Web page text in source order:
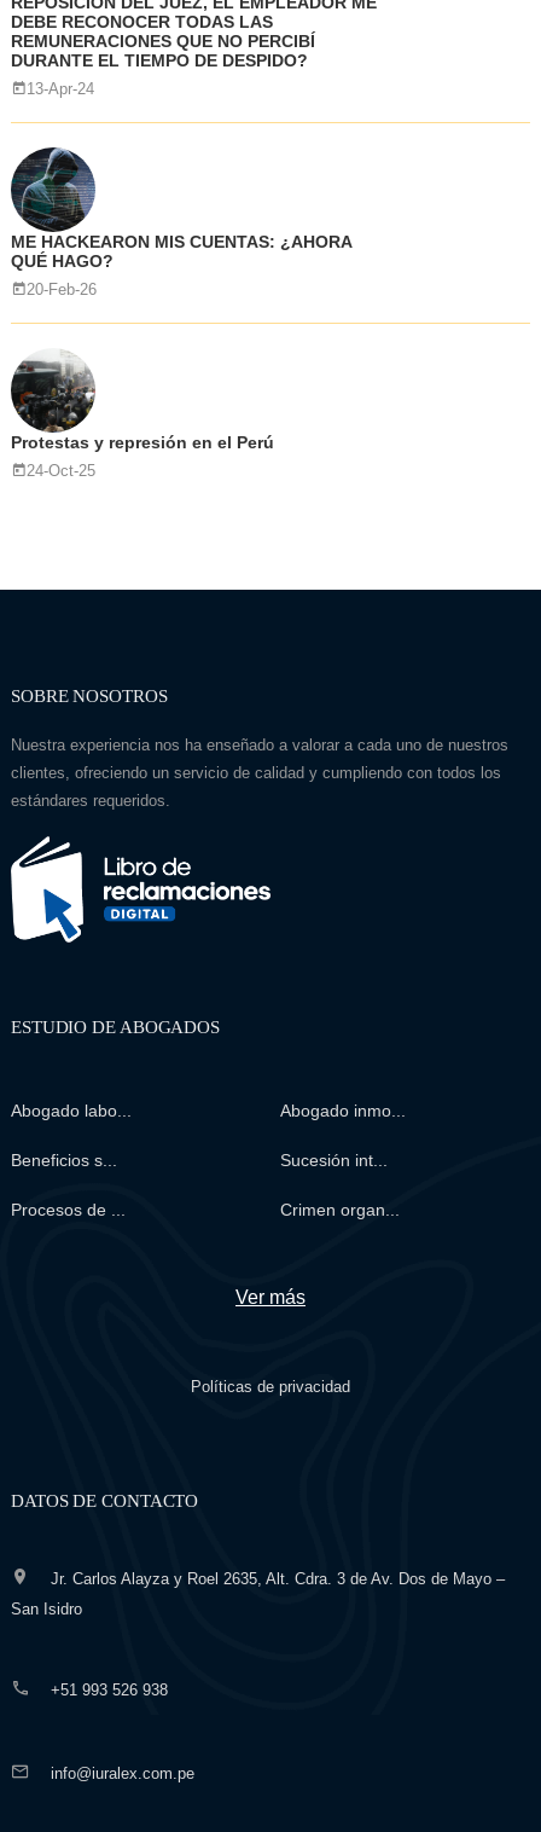
DEBE RECONOCER TODAS LAS
REMUNERACIONES QUE NO PERCIBÍ
DURANTE EL TIEMPO DE DESPIDO?
13-Apr-24
ME HACKEARON MIS CUENTAS: ¿AHORA
QUÉ HAGO?
20-Feb-26
Protestas y represión en el Perú
24-Oct-25
SOBRE NOSOTROS
Nuestra experiencia nos ha enseñado a valorar a cada uno de nuestros
clientes, ofreciendo un servicio de calidad y cumpliendo con todos los
estándares requeridos.
ESTUDIO DE ABOGADOS
Abogado labo... Abogado inmo...
Beneficios s... Sucesión int...
Procesos de ... Crimen organ...
Ver más
Políticas de privacidad
DATOS DE CONTACTO
Jr. Carlos Alayza y Roel 2635, Alt. Cdra. 3 de Av. Dos de Mayo –
San Isidro
+51 993 526 938
info@iuralex.com.pe